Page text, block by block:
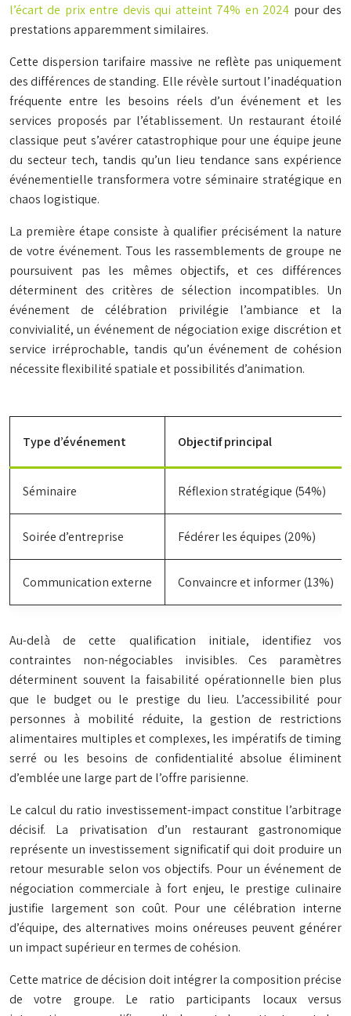
l’écart de prix entre devis qui atteint 74% en 2024 pour des
prestations apparemment similaires.
Cette dispersion tarifaire massive ne reflète pas uniquement
des différences de standing. Elle révèle surtout l’inadéquation
fréquente entre les besoins réels d’un événement et les
services proposés par l’établissement. Un restaurant étoilé
classique peut s’avérer catastrophique pour une équipe jeune
du secteur tech, tandis qu’un lieu tendance sans expérience
événementielle transformera votre séminaire stratégique en
chaos logistique.
La première étape consiste à qualifier précisément la nature
de votre événement. Tous les rassemblements de groupe ne
poursuivent pas les mêmes objectifs, et ces différences
déterminent des critères de sélection incompatibles. Un
événement de célébration privilégie l’ambiance et la
convivialité, un événement de négociation exige discrétion et
service irréprochable, tandis qu’un événement de cohésion
nécessite flexibilité spatiale et possibilités d’animation.
Type d’événement Objectif principal
Séminaire Réflexion stratégique (54%)
Soirée d’entreprise Fédérer les équipes (20%)
Communication externe Convaincre et informer (13%)
Au-delà de cette qualification initiale, identifiez vos
contraintes non-négociables invisibles. Ces paramètres
déterminent souvent la faisabilité opérationnelle bien plus
que le budget ou le prestige du lieu. L’accessibilité pour
personnes à mobilité réduite, la gestion de restrictions
alimentaires multiples et complexes, les impératifs de timing
serré ou les besoins de confidentialité absolue éliminent
d’emblée une large part de l’offre parisienne.
Le calcul du ratio investissement-impact constitue l’arbitrage
décisif. La privatisation d’un restaurant gastronomique
représente un investissement significatif qui doit produire un
retour mesurable selon vos objectifs. Pour un événement de
négociation commerciale à fort enjeu, le prestige culinaire
justifie largement son coût. Pour une célébration interne
d’équipe, des alternatives moins onéreuses peuvent générer
un impact supérieur en termes de cohésion.
Cette matrice de décision doit intégrer la composition précise
de votre groupe. Le ratio participants locaux versus